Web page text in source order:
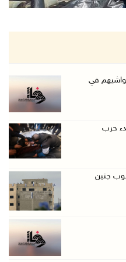
القائد الوطني ...
الوطني دياب ا ...
جنوب جنين و ...
سير قرب ج ...
الله
في
منذ بدء حرب
جنين